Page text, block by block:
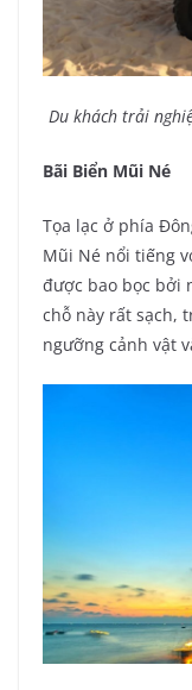
Du khách trải
Bãi Biển Mũi Né
Tọa lạc ở phía
Mũi Né nổi tiếng
được bao bọc bởi
chỗ này rất sạch,
ngưỡng cảnh vật